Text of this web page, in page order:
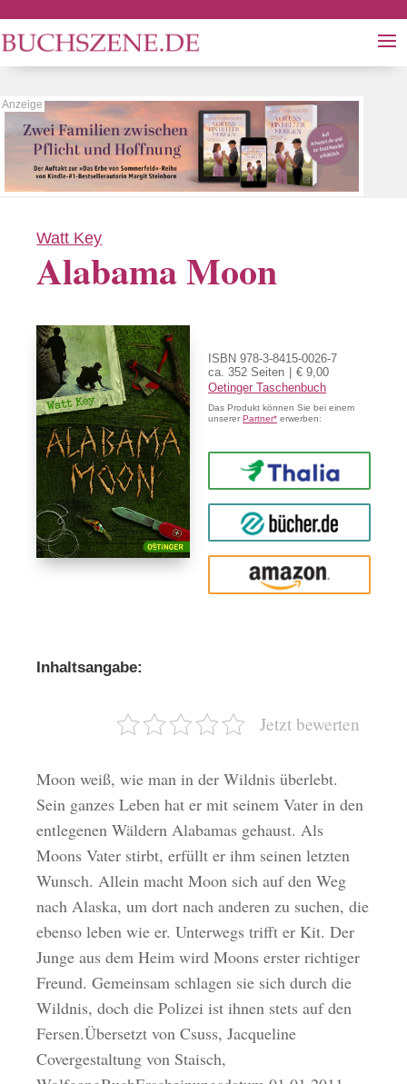
Watt Key
Alabama Moon
ISBN 978-3-8415-0026-7
ca. 352 Seiten
€ 9,00
Oetinger Taschenbuch
Das Produkt können Sie bei einem
unsererPartner* erwerben:
Thalia
buecher.de
Amazon
Inhaltsangabe:
Jetzt bewerten
Moon weiß, wie man in der Wildnis überlebt.
Sein ganzes Leben hat er mit seinem Vater in den
entlegenen Wäldern Alabamas gehaust. Als
Moons Vater stirbt, erfüllt er ihm seinen letzten
Wunsch. Allein macht Moon sich auf den Weg
nach Alaska, um dort nach anderen zu suchen, die
ebenso leben wie er. Unterwegs trifft er Kit. Der
Junge aus dem Heim wird Moons erster richtiger
Freund. Gemeinsam schlagen sie sich durch die
Wildnis, doch die Polizei ist ihnen stets auf den
Fersen.Übersetzt von Csuss, Jacqueline
Covergestaltung von Staisch,